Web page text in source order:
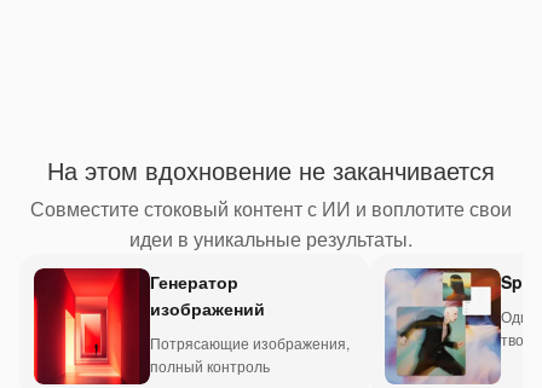
На этом вдохновение не заканчивается
Совместите стоковый контент с ИИ и воплотите свои
идеи в уникальные результаты.
Генератор
изображений
Потрясающие изображения,
полный контроль
Один